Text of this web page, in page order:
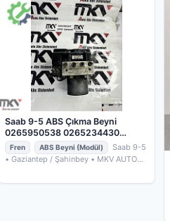
Saab 9-5 ABS Çıkma Beyni
0265950538 0265234430
12757280
Fren ABS Beyni (Modül)
Saab 9-5
• Gaziantep / Şahinbey • MKV AUTO